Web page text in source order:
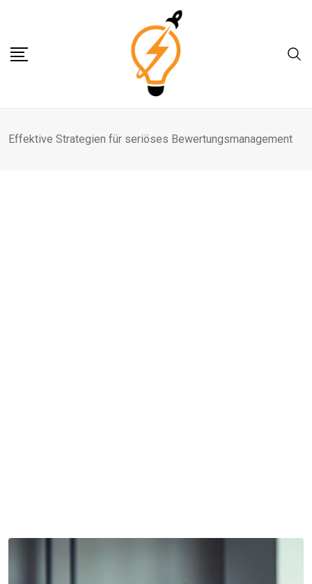
content
Effektive Strategien für seriöses Bewertungsmanagement